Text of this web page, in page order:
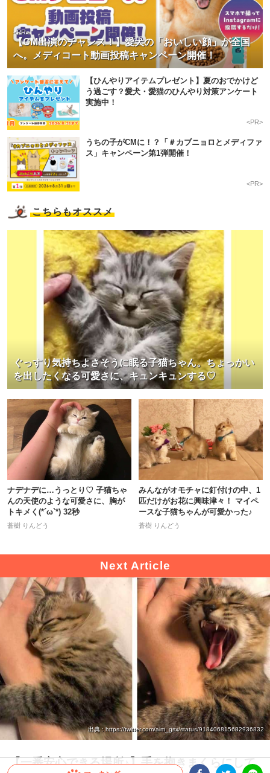
【CM出演のチャンス！】愛犬の「おいしい顔」が全国
へ。メディコート動画投稿キャンペーン開催！
<PR>
【ひんやりアイテムプレゼント】夏のおでかけど
う過ごす？愛犬・愛猫のひんやり対策アンケート
実施中！
<PR>
うちの子がCMに！？「＃カブニョロとメディファ
ス」キャンペーン第1弾開催！
<PR>
こちらもオススメ
ぐっすり気持ちよさそうに眠る子猫ちゃん。ちょっかい
を出したくなる可愛さに、キュンキュンする♡
ナデナデに…うっとり♡ 子猫ちゃ
んの天使のような可愛さに、胸が
トキメく(*´ω`*) 32秒
蒼樹 りんどう
みんながオモチャに釘付けの中、1
匹だけがお花に興味津々！ マイペ
ースな子猫ちゃんが可愛かった♪
蒼樹 りんどう
出典 : https://twitter.com/aim_gsx/status/918406815682936832
【一番安心できる場所♪】手を抱きまくらにして